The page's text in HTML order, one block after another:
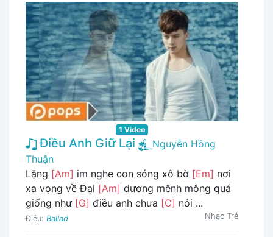
1 Video
Điều Anh Giữ Lại
Nguyễn Hồng
Thuận
Lặng [Am] im nghe con sóng xô bờ [Em] nơi
xa vọng về Đại [Am] dương mênh mông quá
giống như [G] điều anh chưa [C] nói ...
Điệu: Ballad Nhạc Trẻ